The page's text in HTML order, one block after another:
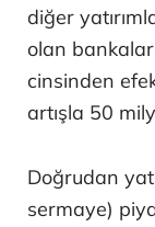
diğer
olan
cinsinden
artışla 50
Doğrudan
sermaye)